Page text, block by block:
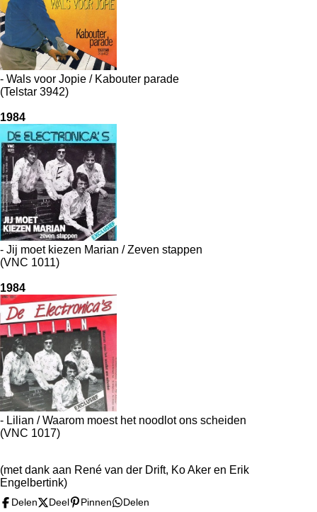
- Wals voor Jopie / Kabouter parade
(Telstar 3942)
1984
- Jij moet kiezen Marian / Zeven stappen
(VNC 1011)
1984
- Lilian / Waarom moest het noodlot ons scheiden
(VNC 1017)
(met dank aan René van der Drift, Ko Aker en Erik
Engelbertink)
Delen Deel Pinnen Delen